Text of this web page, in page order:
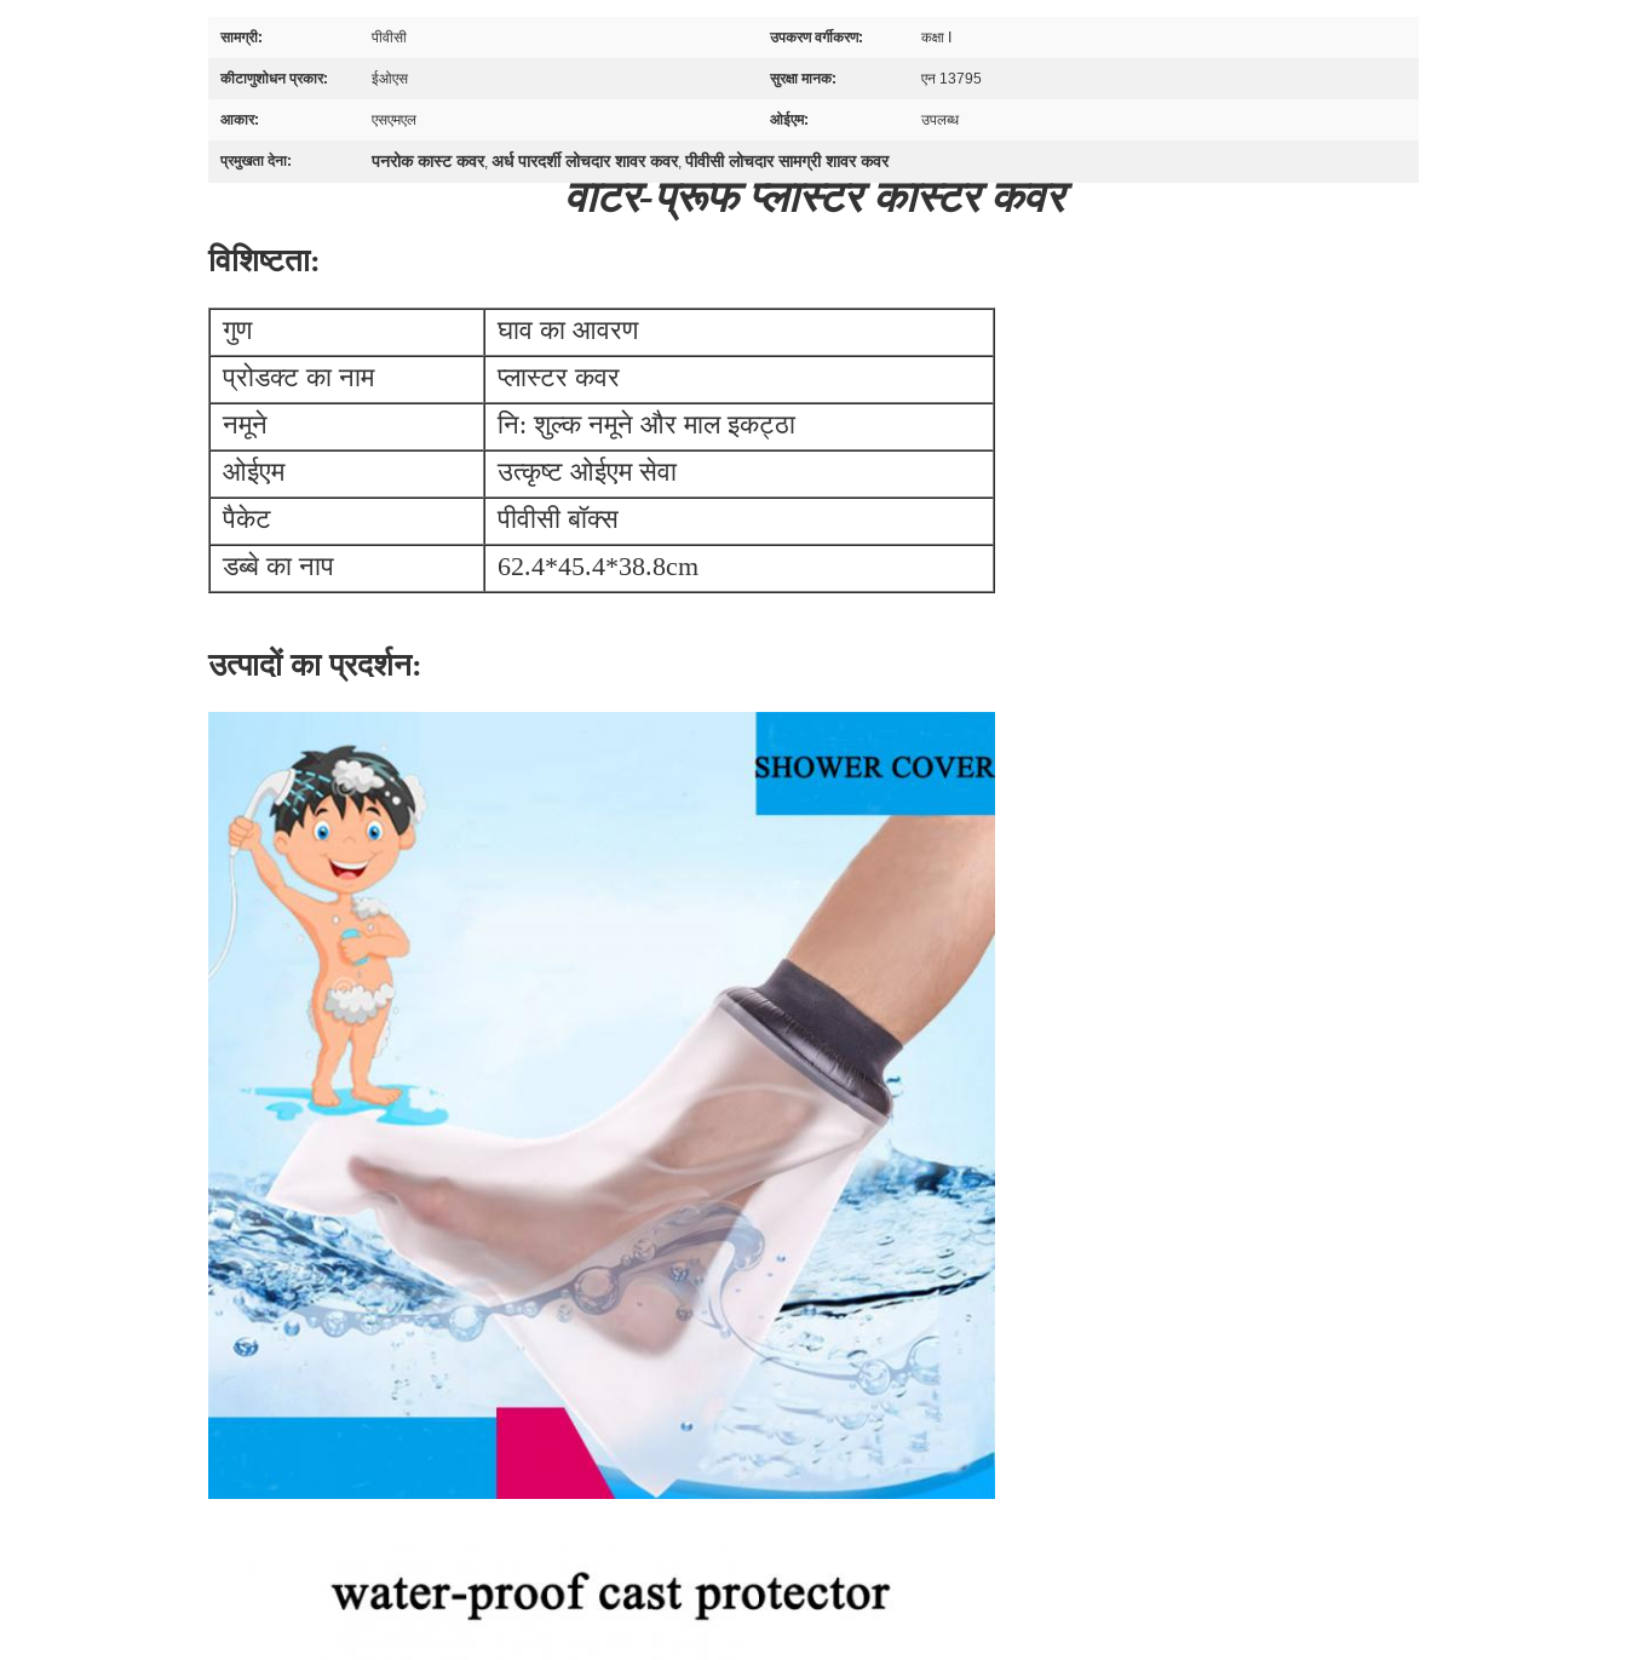
सामग्री: पीवीसी उपकरण वर्गीकरण: कक्षा I
कीटाणुशोधन प्रकार: ईओएस सुरक्षा मानक: एन 13795
आकार: एसएमएल ओईएम: उपलब्ध
प्रमुखता देना: पनरोक कास्ट कवर, अर्ध पारदर्शी लोचदार शावर कवर,पीवीसी लोचदार सामग्री शावर कवर
वाटर-प्रूफ प्लास्टर कास्टर कवर
विशिष्टता:
गुण
घाव का आवरण
प्रोडक्ट का नाम
प्लास्टर कवर
नमूने
नि: शुल्क नमूने और माल इकट्ठा
ओईएम
उत्कृष्ट ओईएम सेवा
पैकेट
पीवीसी बॉक्स
डब्बे का नाप
62.4*45.4*38.8cm
उत्पादों का प्रदर्शन: